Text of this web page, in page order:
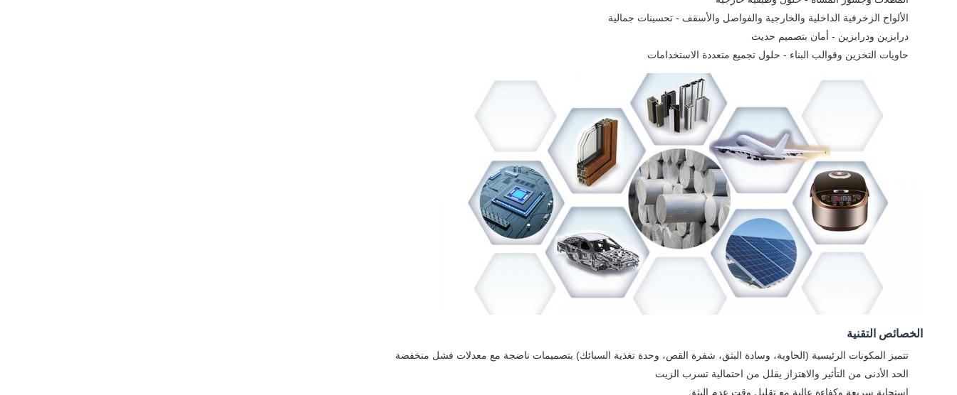
الألواح الزخرفية الداخلية والخارجية والفواصل والأسقف - تحسينات جمالية
درابزين ودرابزين - أمان بتصميم حديث
حاويات التخزين وقوالب البناء - حلول تجميع متعددة الاستخدامات
الخصائص التقنية
تتميز المكونات الرئيسية (الحاوية، وسادة البثق، شفرة القص، وحدة تغذية السبائك) بتصميمات ناضجة مع معدلات فشل منخفضة
الحد الأدنى من التأثير والاهتزاز يقلل من احتمالية تسرب الزيت
استجابة سريعة وكفاءة عالية مع تقليل وقت عدم البثق